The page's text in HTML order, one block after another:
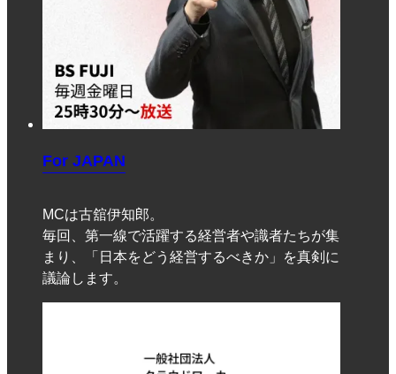
For JAPAN
MCは古舘伊知郎。
毎回、第一線で活躍する経営者や識者たちが集
まり、「日本をどう経営するべきか」を真剣に
議論します。